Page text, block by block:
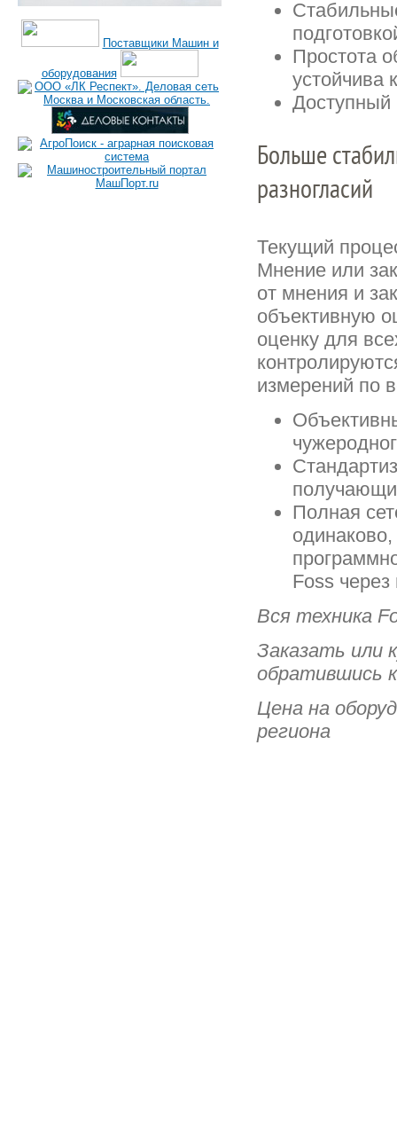
Простота
Доступный
Больше
разногласий
Текущий
Мнение или
от мнения и
объективную
оценку для
измерений по
Полная
Foss через
Вся техника
Заказать или
обратившись
Цена на
региона
Поставщики Машин и
оборудования